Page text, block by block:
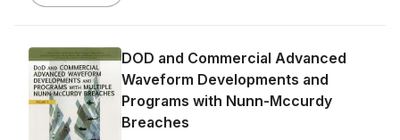
DOD and Commercial Advanced
Waveform Developments and
Programs with Nunn-Mccurdy
Breaches